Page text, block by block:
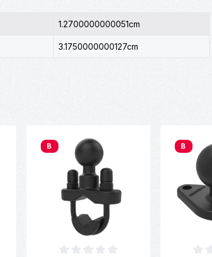
1.2700000000051cm
3.1750000000127cm
B B